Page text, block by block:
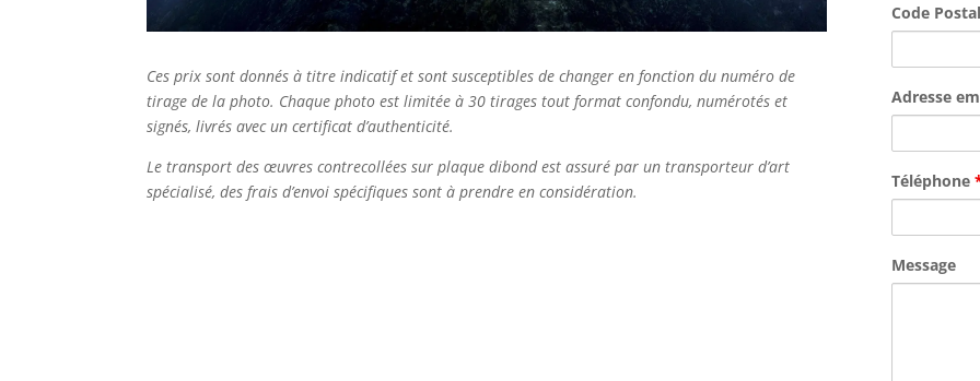
Ces prix sont donnés à titre indicatif et sont susceptibles de changer en fonction du numéro de
tirage de la photo. Chaque photo est limitée à 30 tirages tout format confondu, numérotés et
signés, livrés avec un certificat d’authenticité.
Le transport des œuvres contrecollées sur plaque dibond est assuré par un transporteur d’art
spécialisé, des frais d’envoi spécifiques sont à prendre en considération.
Code Postal
Adresse
Téléphone
Message